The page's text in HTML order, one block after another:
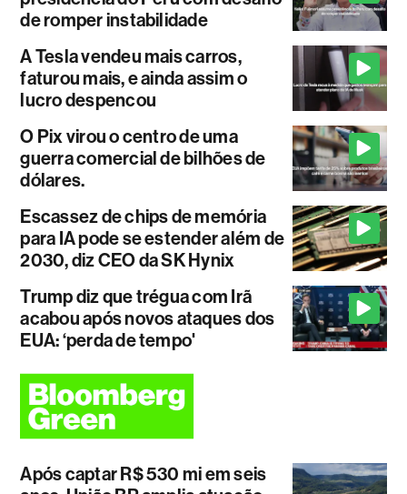
de romper instabilidade
A Tesla vendeu mais carros,
faturou mais, e ainda assim o
lucro despencou
O Pix virou o centro de uma
guerra comercial de bilhões de
dólares.
Escassez de chips de memória
para IA pode se estender além de
2030, diz CEO da SK Hynix
Trump diz que trégua com Irã
acabou após novos ataques dos
EUA: ‘perda de tempo'
Após captar R$ 530 mi em seis